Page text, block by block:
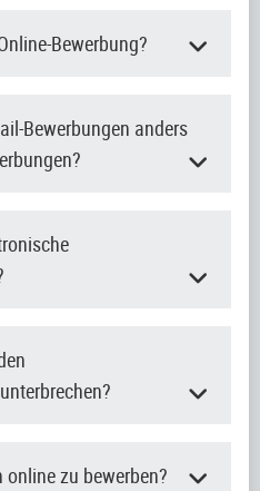
Bewerbung?
Bewerbungen anders
zu bewerben?